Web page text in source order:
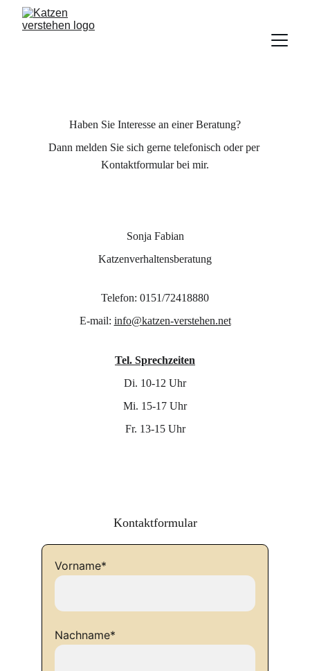
Haben Sie Interesse an einer Beratung?
Dann melden Sie sich gerne telefonisch oder per
Kontaktformular bei mir.
Sonja Fabian
Katzenverhaltensberatung
Telefon: 0151/72418880
E-mail: info@katzen-verstehen.net
Tel. Sprechzeiten
Di. 10-12 Uhr
Mi. 15-17 Uhr
Fr. 13-15 Uhr
Vorname*
Nachname*
Kontaktformular